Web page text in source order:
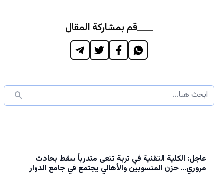
قم بمشاركة المقال
عاجل: الكلية التقنية في تربة تنعى متدرباً سقط بحادث
مروري… حزن المنسوبين والأهالي يجتمع في جامع الدوار